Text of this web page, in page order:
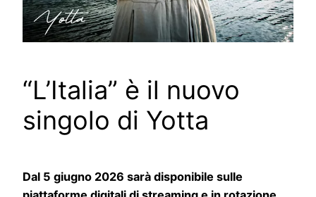
“L’Italia” è il nuovo
singolo di Yotta
Dal 5 giugno 2026 sarà disponibile sulle